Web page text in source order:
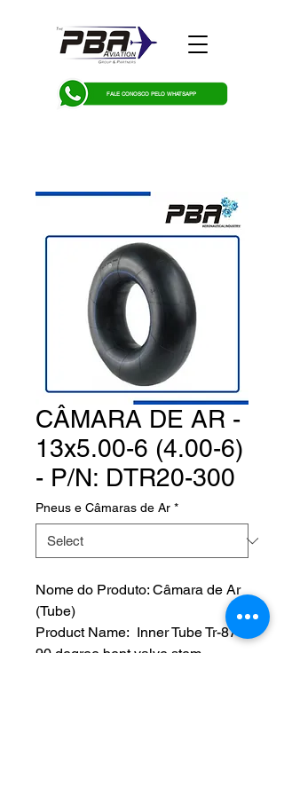
FALE CONOSCO PELO WHATSAPP
CÂMARA DE AR -
13x5.00-6 (4.00-6)
- P/N: DTR20-300
Pneus e Câmaras de Ar *
Nome do Produto: Câmara de Ar
(Tube)
Product Name: Inner Tube Tr-87
90 degree bent valve stem